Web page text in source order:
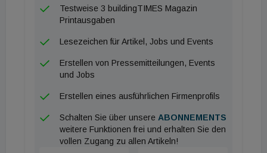
Testweise 3 buildingTIMES Magazin
Printausgaben
Lesezeichen für Artikel, Jobs und Events
Erstellen von Pressemitteilungen, Events
und Jobs
Erstellen eines ausführlichen Firmenprofils
Schalten Sie über unsere ABONNEMENTS
weitere Funktionen frei und erhalten Sie den
vollen Zugang zu allen Artikeln!